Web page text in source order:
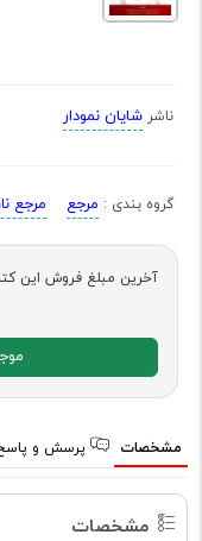
ناشر شایان نمودار
گروه بندی : مرجع مرجع
آخرین مبلغ فروش این
مشخصات پرسش و
مشخصات